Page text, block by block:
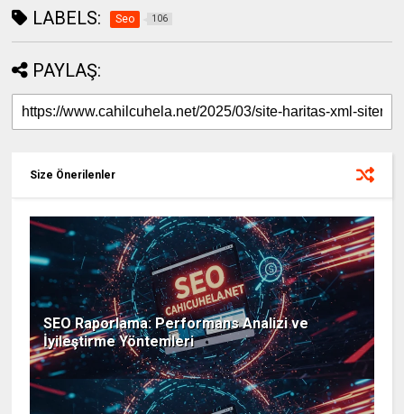
LABELS: Seo 106
PAYLAŞ:
Size Önerilenler
SEO Raporlama: Performans Analizi ve
İyileştirme Yöntemleri